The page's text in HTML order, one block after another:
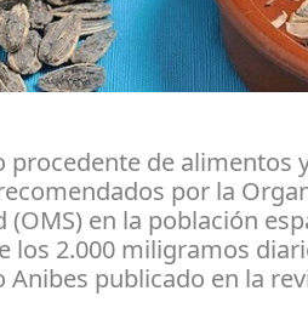
procedente de alimentos
por la
(OMS) en la población
los 2.000 miligramos
publicado en la